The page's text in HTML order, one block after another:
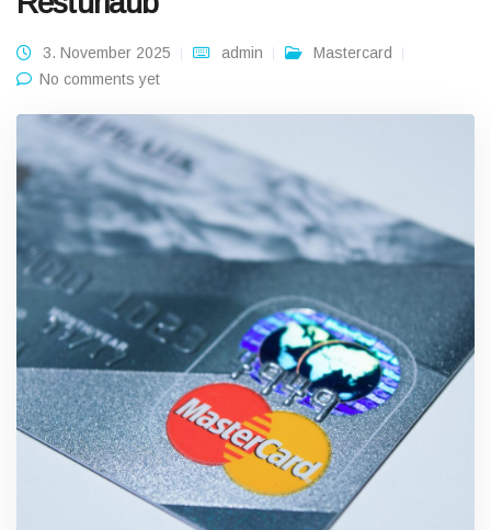
3. November 2025 admin
Mastercard
No comments yet